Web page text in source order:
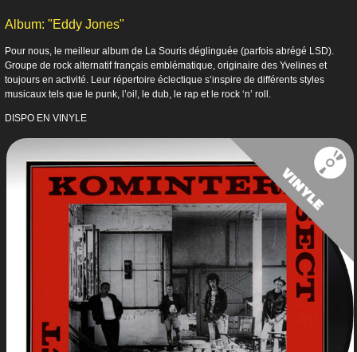
Album: "Eddy Jones"
Pour nous, le meilleur album de La Souris déglinguée (parfois abrégé LSD).
Groupe de rock alternatif français emblématique, originaire des Yvelines et
toujours en activité. Leur répertoire éclectique s’inspire de différents styles
musicaux tels que le punk, l’oi!, le dub, le rap et le rock ‘n’ roll.
DISPO EN VINYLE